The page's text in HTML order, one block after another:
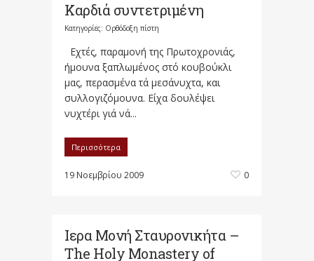
Καρδιά συντετριμένη
Κατηγορίες: Ορθόδοξη πίστη
Εχτές, παραμονή της Πρωτοχρονιάς,
ήμουνα ξαπλωμένος στό κουβούκλι
μας, περασμένα τά μεσάνυχτα, και
συλλογιζόμουνα. Είχα δουλέψει
νυχτέρι γιά νά...
Περισσότερα
19 Νοεμβρίου 2009 0
Ιερα Μονή Σταυρονικήτα –
The Holy Monastery of